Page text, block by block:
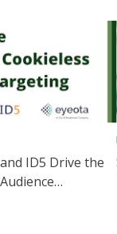
ID5 Drive the